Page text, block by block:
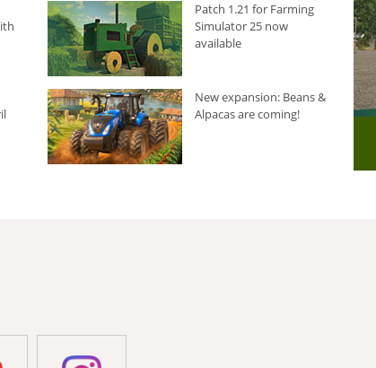
Patch 1.21 for Farming
Simulator 25 now
available
New expansion: Beans &
Alpacas are coming!